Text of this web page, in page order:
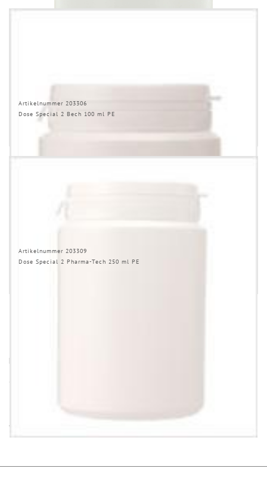
Artikelnummer 203306
Dose Special 2 Bech 100 ml PE
Artikelnummer 203309
Dose Special 2 Pharma-Tech 250 ml PE
HINWEISE
und Lieferzeit auf Anfrage.
Alle Maße ±1 mm, Angaben ohne Gewähr!